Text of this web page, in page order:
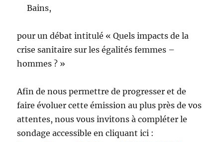
Bains,
pour un débat intitulé « Quels impacts de la
crise sanitaire sur les égalités femmes –
hommes ? »
Afin de nous permettre de progresser et de
faire évoluer cette émission au plus près de vos
attentes, nous vous invitons à compléter le
sondage accessible en cliquant ici :